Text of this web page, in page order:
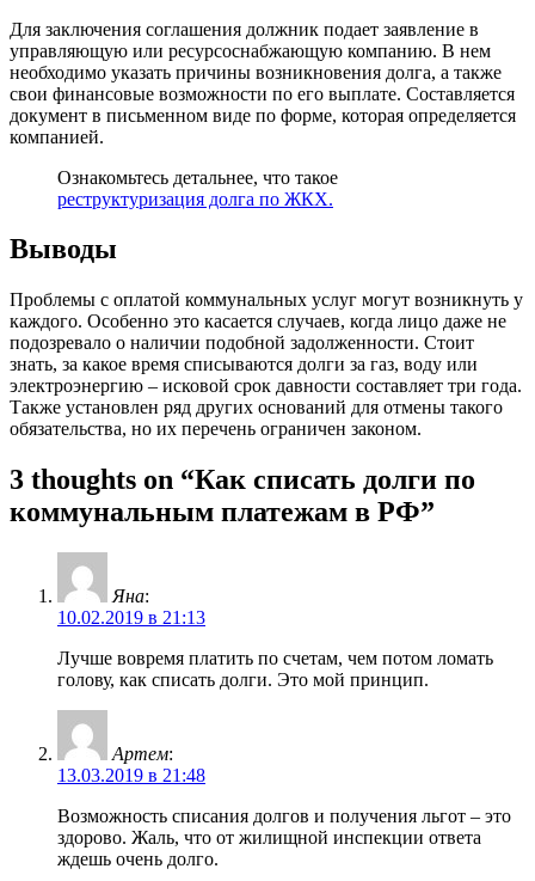
Для заключения соглашения должник подает заявление в
управляющую или ресурсоснабжающую компанию. В нем
необходимо указать причины возникновения долга, а также
свои финансовые возможности по его выплате. Составляется
документ в письменном виде по форме, которая определяется
компанией.
Ознакомьтесь детальнее, что такое
реструктуризация долга по ЖКХ.
Выводы
Проблемы с оплатой коммунальных услуг могут возникнуть у
каждого. Особенно это касается случаев, когда лицо даже не
подозревало о наличии подобной задолженности. Стоит
знать, за какое время списываются долги за газ, воду или
электроэнергию – исковой срок давности составляет три года.
Также установлен ряд других оснований для отмены такого
обязательства, но их перечень ограничен законом.
3 thoughts on “Как списать долги по
коммунальным платежам в РФ”
Яна:
10.02.2019 в 21:13
Лучше вовремя платить по счетам, чем потом ломать
голову, как списать долги. Это мой принцип.
Артем:
13.03.2019 в 21:48
Возможность списания долгов и получения льгот – это
здорово. Жаль, что от жилищной инспекции ответа
ждешь очень долго.